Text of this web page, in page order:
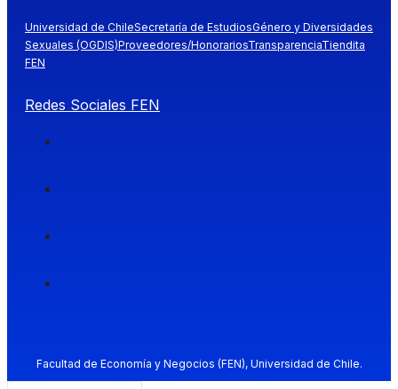
Universidad de ChileSecretaría de EstudiosGénero y Diversidades
Sexuales (OGDIS)Proveedores/HonorariosTransparenciaTiendita
FEN
Redes Sociales FEN
Facultad de Economía y Negocios (FEN), Universidad de Chile.